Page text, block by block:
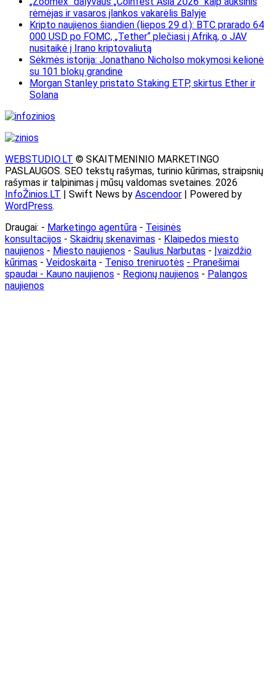
rėmėjas ir vasaros įlankos vakarėlis Balyje
Kripto naujienos šiandien (liepos 29 d.): BTC prarado 64
000 USD po FOMC, „Tether“ plečiasi į Afriką, o JAV
nusitaikė į Irano kriptovaliutą
Sėkmės istorija: Jonathano Nicholso mokymosi kelionė
su 101 blokų grandine
Morgan Stanley pristato Staking ETP, skirtus Ether ir
Solana
WEBSTUDIO.LT © SKAITMENINIO MARKETINGO
PASLAUGOS. SEO tekstų rašymas, turinio kūrimas, straipsnių
rašymas ir talpinimas į mūsų valdomas svetaines. 2026
InfoŽinios.LT | Swift News by Ascendoor | Powered by
WordPress.
Draugai: - Marketingo agentūra - Teisinės
konsultacijos - Skaidrių skenavimas - Klaipedos miesto
naujienos - Miesto naujienos - Saulius Narbutas - Įvaizdžio
kūrimas - Veidoskaita - Teniso treniruotės - Pranešimai
spaudai - Kauno naujienos - Regionų naujienos - Palangos
naujienos